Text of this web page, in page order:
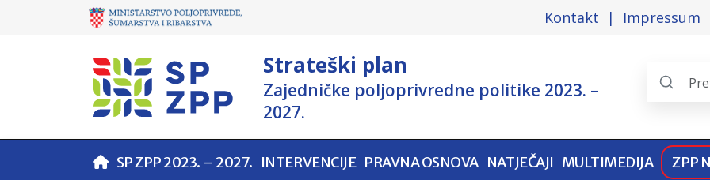
Kontakt Impressum
Strateški plan
Zajedničke poljoprivredne politike 2023. –
2027.
Search
pages
SP ZPP 2023. – 2027. INTERVENCIJE PRAVNA OSNOVA NATJEČAJI MULTIMEDIJA ZPP